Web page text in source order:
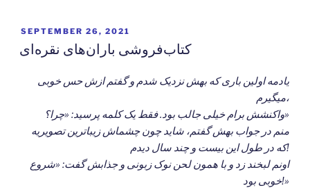
POSTED
ON
SEPTEMBER 26, 2021
کتاب‌فروشی باران‌های نقره‌ای
یادمه اولین باری که بهش نزدیک شدم و گفتم ازش حس خوبی
میگیرم،
واکنشش برام خیلی جالب بود. فقط یک کلمه پرسید: «چرا؟»
منم در جواب بهش گفتم، شاید چون چشماش زیباترین تصویریه
که در طول این بیست و چند سال دیدم!
اونم لبخند زد و با همون لحن نوک زبونی و جذابش گفت: «شروع
خوبی بود!»